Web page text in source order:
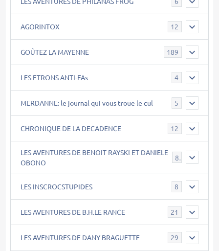
AGORINTOX 12
GOÛTEZ LA MAYENNE 189
LES ETRONS ANTI-FAs 4
MERDANNE: le journal qui vous troue le cul 5
CHRONIQUE DE LA DECADENCE 12
LES AVENTURES DE BENOIT RAYSKI ET DANIELE
OBONO
8
LES INSCROCSTUPIDES 8
LES AVENTURES DE B.H.LE RANCE 21
LES AVENTURES DE DANY BRAGUETTE 29